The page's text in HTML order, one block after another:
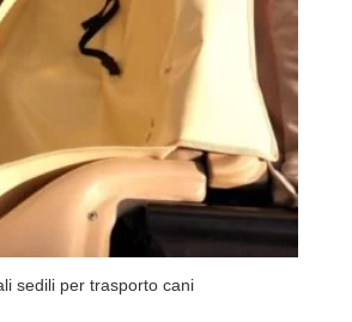
sedili per trasporto cani